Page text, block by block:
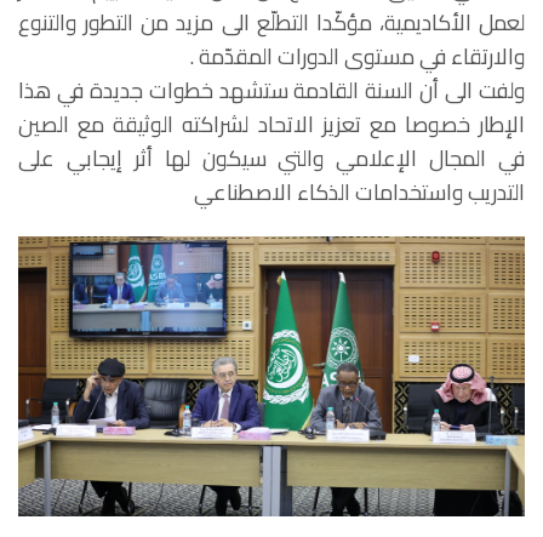
لعمل الأكاديمية، مؤكّدا التطلّع الى مزيد من التطور والتنوع
والارتقاء في مستوى الدورات المقدّمة .
ولفت الى أن السنة القادمة ستشهد خطوات جديدة في هذا
الإطار خصوصا مع تعزيز الاتحاد لشراكته الوثيقة مع الصين
في المجال الإعلامي والتي سيكون لها أثر إيجابي على
التدريب واستخدامات الذكاء الاصطناعي